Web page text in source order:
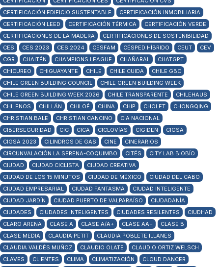
CERTIFICACIÓN EDIFICIO SUSTENTABLE
CERTIFICACIÓN INMOBILIARIA
CERTIFICACIÓN LEED
CERTIFICACIÓN TÉRMICA
CERTIFICACIÓN VERDE
CERTIFICACIONES DE LA MADERA
CERTIFICACIONES DE SOSTENIBILIDAD
CES
CES 2023 CES 2024 CESFAM CÉSPED HÍBRIDO CEUT
CEV
CGR
CHAITÉN CHAMPIONS LEAGUE CHAÑARAL
CHATGPT
CHICUREO
CHIGUAYANTE CHILE CHILE CUIDA
CHILE GBC
CHILE GREEN BUILDING COUNCIL
CHILE GREEN BUILDING WEEK
CHILE GREEN BUILDING WEEK 2026
CHILE TRANSPARENTE
CHILEHAUS
CHILENOS
CHILLÁN CHILOÉ CHINA CHIP CHOLET
CHONGQING
CHRISTIAN BALE
CHRISTIAN CANCINO
CIA NACIONAL
CIBERSEGURIDAD
CIC CICA CICLOVÍAS CIGIDEN
CIGSA
CIGSA 2023
CILINDROS DE GAS CINE
CINERARIOS
CIRCUNVALACIÓN LA SERENA-COQUIMBO
CITÉS
CITY LAB BIOBÍO
CIUDAD
CIUDAD CICLISTA
CIUDAD CREATIVA
CIUDAD DE LOS 15 MINUTOS
CIUDAD DE MÉXICO
CIUDAD DEL CABO
CIUDAD EMPRESARIAL
CIUDAD FANTASMA
CIUDAD INTELIGENTE
CIUDAD JARDÍN
CIUDAD PUERTO DE VALPARAÍSO
CIUDADANÍA
CIUDADES
CIUDADES INTELIGENTES CIUDADES RESILENTES
CIUDHAD
CLARO ARENA
CLASE A CLASE A/A+ CLASE AA+
CLASE B
CLASE MEDIA
CLAUDIA PETIT
CLAUDIA POBLETE ILLANES
CLAUDIA VALDÉS MUÑOZ
CLAUDIO OLATE
CLAUDIO ORTIZ WELSCH
CLAVES
CLIENTES CLIMA CLIMATIZACIÓN
CLOUD DANCER